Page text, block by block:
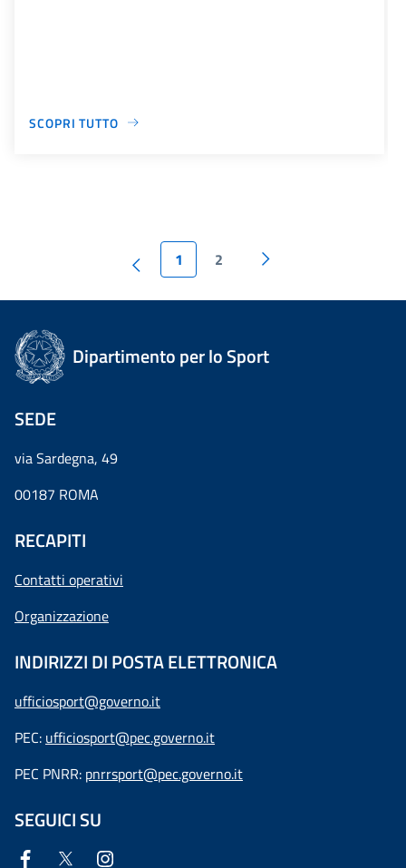
SCOPRI TUTTO
1 2
Dipartimento per lo Sport
SEDE
via Sardegna, 49
00187 ROMA
RECAPITI
Contatti operativi
Organizzazione
INDIRIZZI DI POSTA ELETTRONICA
ufficiosport@governo.it
PEC: ufficiosport@pec.governo.it
PEC PNRR: pnrrsport@pec.governo.it
SEGUICI SU